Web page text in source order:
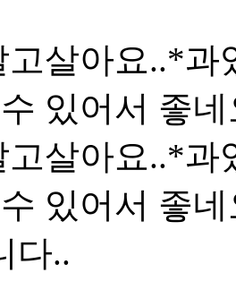
살아요..*과
있어서 좋
살아요..*과
있어서 좋
다..